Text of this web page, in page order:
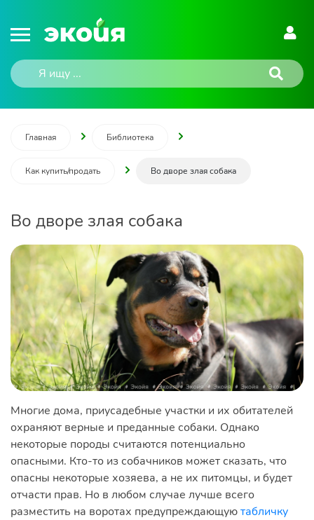
Главная Библиотека
Как купить/продать Во дворе злая собака
Во дворе злая собака
Многие дома, приусадебные участки и их обитателей
охраняют верные и преданные собаки. Однако
некоторые породы считаются потенциально
опасными. Кто-то из собачников может сказать, что
опасны некоторые хозяева, а не их питомцы, и будет
отчасти прав. Но в любом случае лучше всего
разместить на воротах предупреждающуютабличку